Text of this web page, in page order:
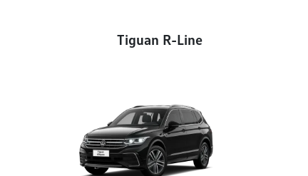
Tiguan R-Line